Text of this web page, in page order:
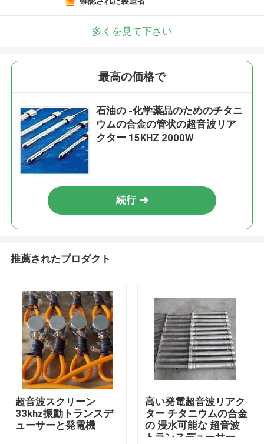
多くを見て下さい
最高の価格で
石油の -化学薬品のためのチタニ
ウムの合金の管状の超音波リア
クター 15KHZ 2000W
続行
推薦されたプロダクト
超音波スクリーン
33khz振動トランスデ
ューサーと発電機
高い発電超音波リアク
ター チタニウムの合金
の 浸水可能な 超音波
トランスデューサー